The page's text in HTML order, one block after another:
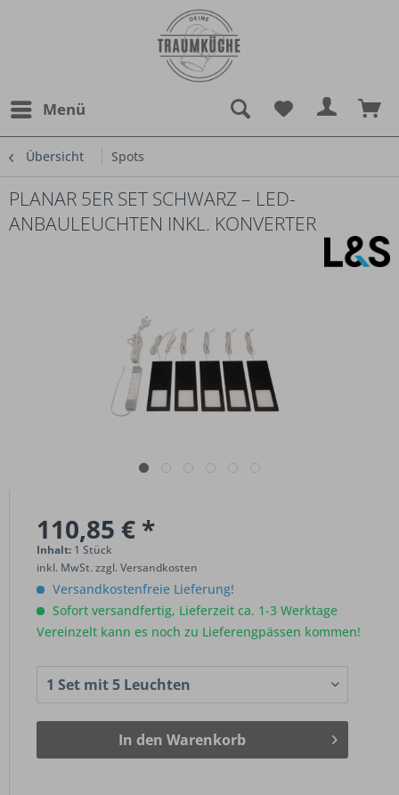
Menü
Übersicht Spots
PLANAR 5ER SET SCHWARZ – LED-
ANBAULEUCHTEN INKL. KONVERTER
110,85 € *
Inhalt: 1 Stück
inkl. MwSt.zzgl. Versandkosten
Versandkostenfreie Lieferung!
Sofort versandfertig, Lieferzeit ca. 1-3 Werktage
Vereinzelt kann es noch zu Lieferengpässen kommen!
In den Warenkorb